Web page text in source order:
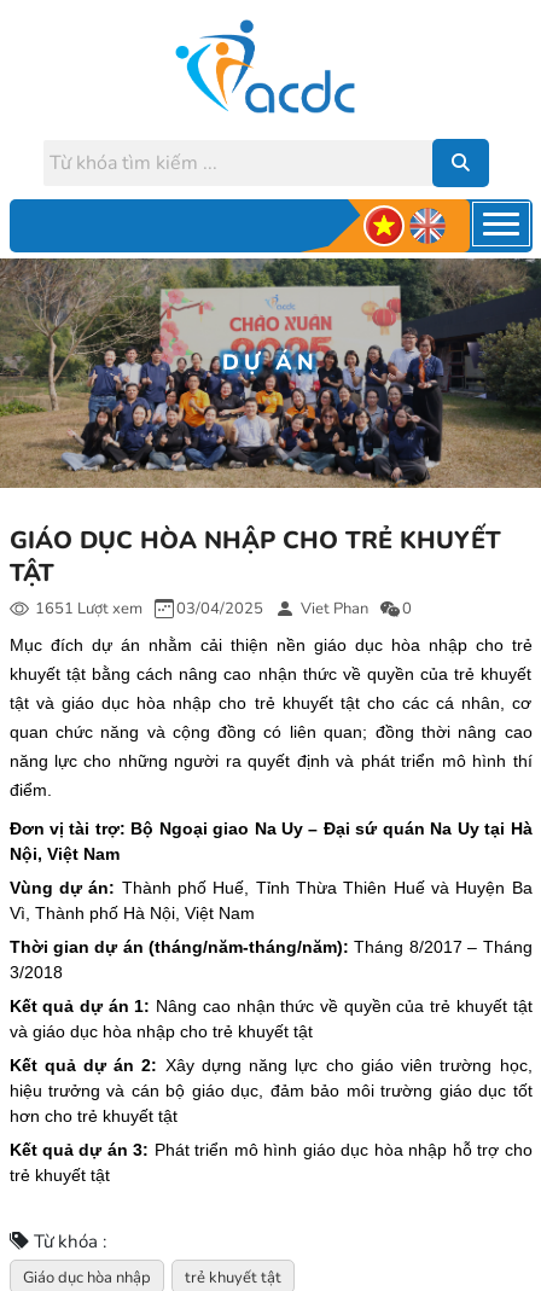
DỰ ÁN
GIÁO DỤC HÒA NHẬP CHO TRẺ KHUYẾT
TẬT
1651 Lượt xem 03/04/2025 Viet Phan 0
Mục đích dự án nhằm cải thiện nền giáo dục hòa nhập cho trẻ
khuyết tật bằng cách nâng cao nhận thức về quyền của trẻ khuyết
tật và giáo dục hòa nhập cho trẻ khuyết tật cho các cá nhân, cơ
quan chức năng và cộng đồng có liên quan; đồng thời nâng cao
năng lực cho những người ra quyết định và phát triển mô hình thí
điểm.
Đơn vị tài trợ: Bộ Ngoại giao Na Uy – Đại sứ quán Na Uy tại Hà
Nội, Việt Nam
Vùng dự án: Thành phố Huế, Tỉnh Thừa Thiên Huế và Huyện Ba
Vì, Thành phố Hà Nội, Việt Nam
Thời gian dự án (tháng/năm-tháng/năm):Tháng 8/2017 – Tháng
3/2018
Kết quả dự án 1: Nâng cao nhận thức về quyền của trẻ khuyết tật
và giáo dục hòa nhập cho trẻ khuyết tật
Kết quả dự án 2: Xây dựng năng lực cho giáo viên trường học,
hiệu trưởng và cán bộ giáo dục, đảm bảo môi trường giáo dục tốt
hơn cho trẻ khuyết tật
Kết quả dự án 3: Phát triển mô hình giáo dục hòa nhập hỗ trợ cho
trẻ khuyết tật
Từ khóa :
Giáo dục hòa nhập trẻ khuyết tật